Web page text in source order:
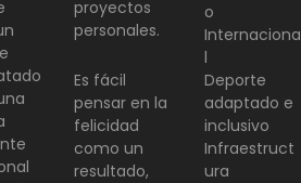
proyectos
personales.
Es fácil
pensar en la
felicidad
como un
resultado,
o
Internaciona
l
Deporte
adaptado e
inclusivo
Infraestruct
ura